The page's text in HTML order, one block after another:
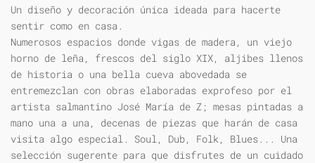
Un diseño y decoración única ideada para hacerte
sentir como en casa.
Numerosos espacios donde vigas de madera, un viejo
horno de leña, frescos del siglo XIX, aljibes llenos
de historia o una bella cueva abovedada se
entremezclan con obras elaboradas exprofeso por el
artista salmantino José María de Z; mesas pintadas a
mano una a una, decenas de piezas que harán de casa
visita algo especial. Soul, Dub, Folk, Blues... Una
selección sugerente para que disfrutes de un cuidado